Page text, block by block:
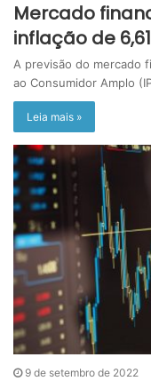
Mercado
inflação de
A previsão do mercado
ao Consumidor Amplo
Leia mais »
9 de setembro de 2022